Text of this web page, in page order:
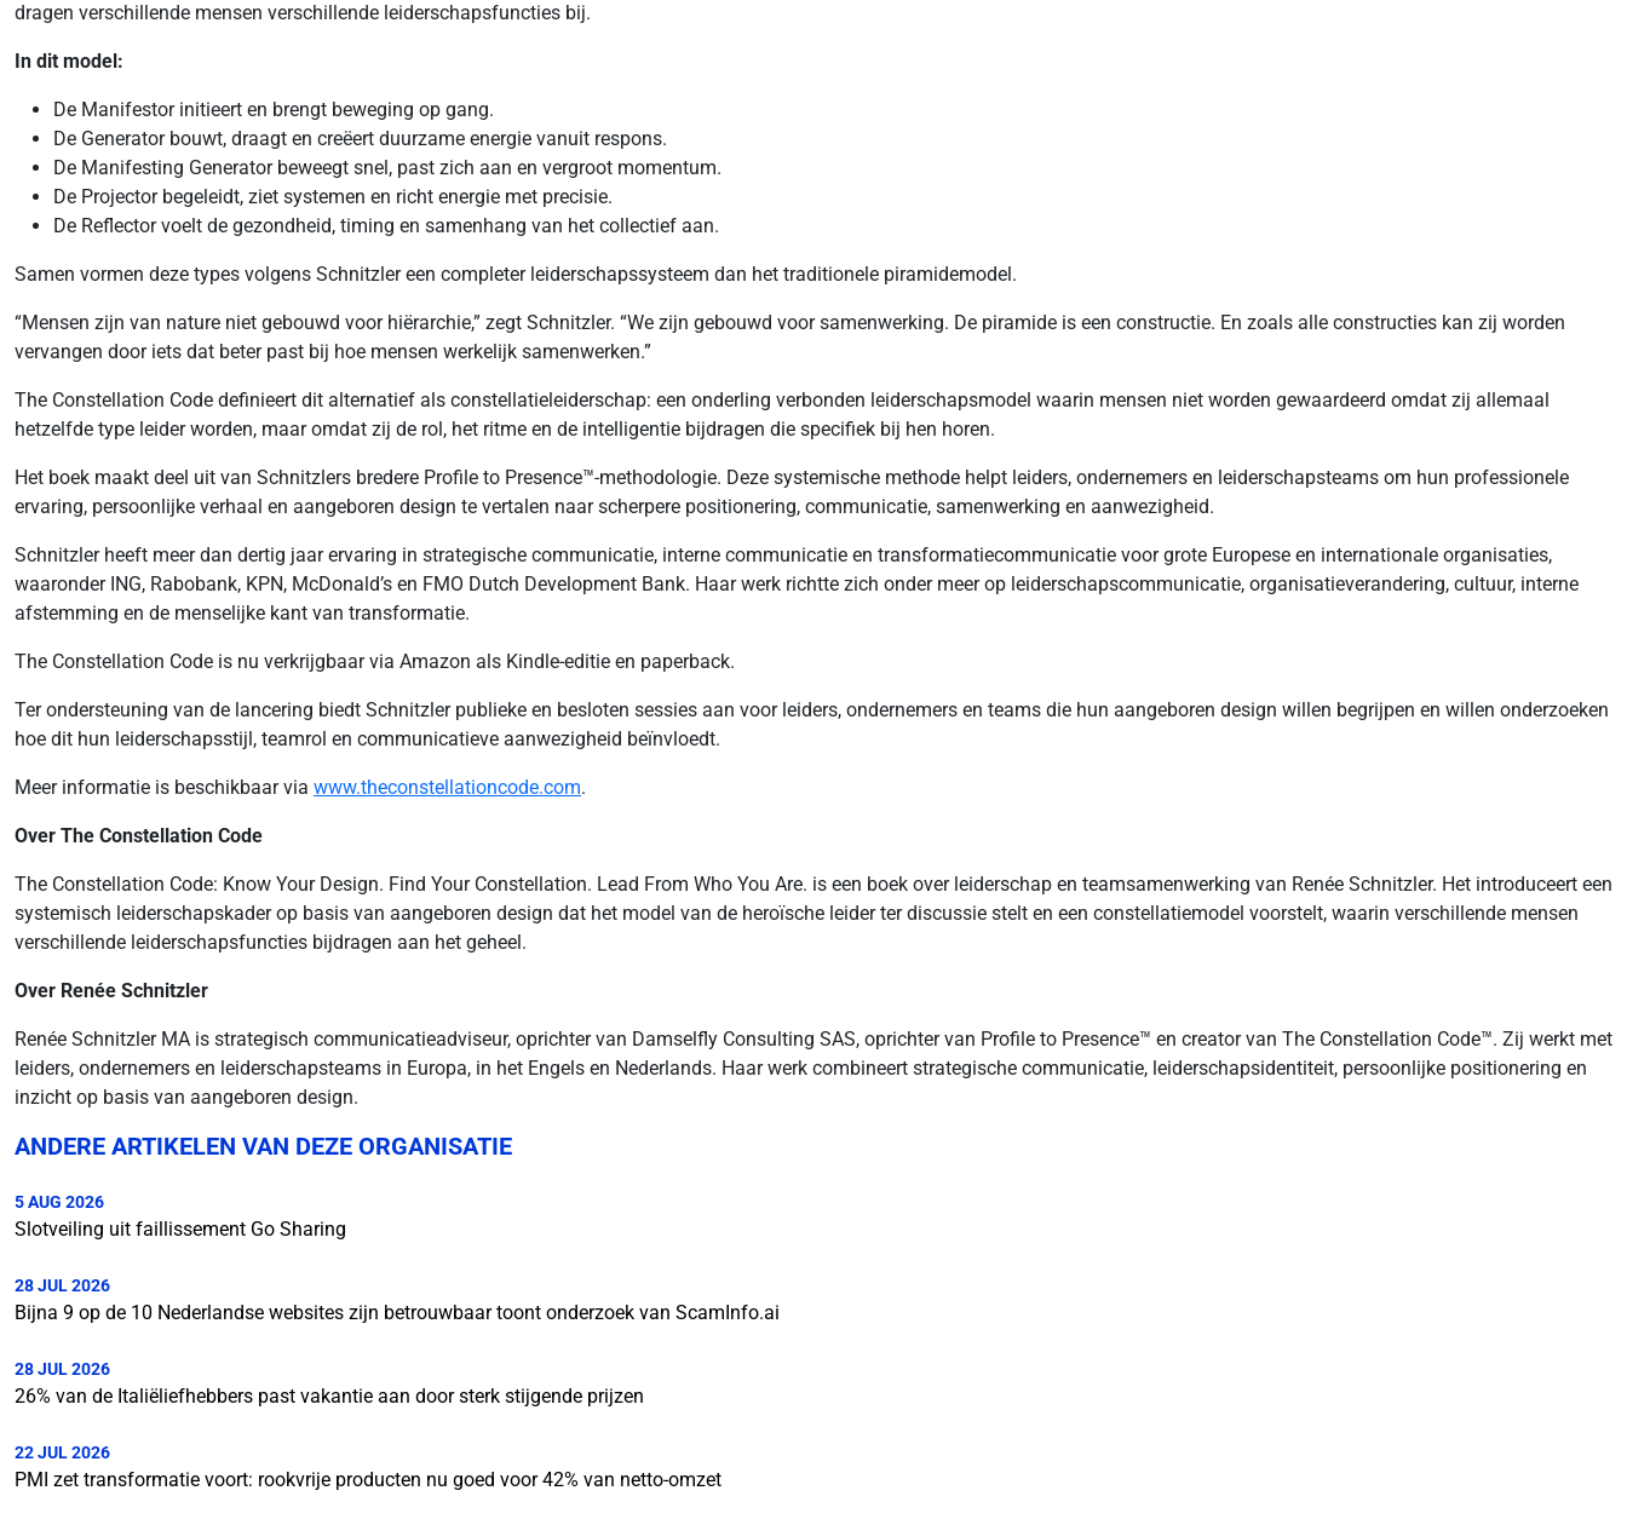
dragen verschillende mensen verschillende leiderschapsfuncties bij.
In dit model:
De Manifestor initieert en brengt beweging op gang.
De Generator bouwt, draagt en creëert duurzame energie vanuit respons.
De Manifesting Generator beweegt snel, past zich aan en vergroot momentum.
De Projector begeleidt, ziet systemen en richt energie met precisie.
De Reflector voelt de gezondheid, timing en samenhang van het collectief aan.
Samen vormen deze types volgens Schnitzler een completer leiderschapssysteem dan het traditionele piramidemodel.
“Mensen zijn van nature niet gebouwd voor hiërarchie,” zegt Schnitzler. “We zijn gebouwd voor samenwerking. De piramide is een constructie. En zoals alle constructies kan zij worden
vervangen door iets dat beter past bij hoe mensen werkelijk samenwerken.”
The Constellation Code definieert dit alternatief als constellatieleiderschap: een onderling verbonden leiderschapsmodel waarin mensen niet worden gewaardeerd omdat zij allemaal
hetzelfde type leider worden, maar omdat zij de rol, het ritme en de intelligentie bijdragen die specifiek bij hen horen.
Het boek maakt deel uit van Schnitzlers bredere Profile to Presence™-methodologie. Deze systemische methode helpt leiders, ondernemers en leiderschapsteams om hun professionele
ervaring, persoonlijke verhaal en aangeboren design te vertalen naar scherpere positionering, communicatie, samenwerking en aanwezigheid.
Schnitzler heeft meer dan dertig jaar ervaring in strategische communicatie, interne communicatie en transformatiecommunicatie voor grote Europese en internationale organisaties,
waaronder ING, Rabobank, KPN, McDonald’s en FMO Dutch Development Bank. Haar werk richtte zich onder meer op leiderschapscommunicatie, organisatieverandering, cultuur, interne
afstemming en de menselijke kant van transformatie.
The Constellation Code is nu verkrijgbaar via Amazon als Kindle-editie en paperback.
Ter ondersteuning van de lancering biedt Schnitzler publieke en besloten sessies aan voor leiders, ondernemers en teams die hun aangeboren design willen begrijpen en willen onderzoeken
hoe dit hun leiderschapsstijl, teamrol en communicatieve aanwezigheid beïnvloedt.
Meer informatie is beschikbaar via www.theconstellationcode.com.
Over The Constellation Code
The Constellation Code: Know Your Design. Find Your Constellation. Lead From Who You Are. is een boek over leiderschap en teamsamenwerking van Renée Schnitzler. Het introduceert een
systemisch leiderschapskader op basis van aangeboren design dat het model van de heroïsche leider ter discussie stelt en een constellatiemodel voorstelt, waarin verschillende mensen
verschillende leiderschapsfuncties bijdragen aan het geheel.
Over Renée Schnitzler
Renée Schnitzler MA is strategisch communicatieadviseur, oprichter van Damselfly Consulting SAS, oprichter van Profile to Presence™ en creator van The Constellation Code™. Zij werkt met
leiders, ondernemers en leiderschapsteams in Europa, in het Engels en Nederlands. Haar werk combineert strategische communicatie, leiderschapsidentiteit, persoonlijke positionering en
inzicht op basis van aangeboren design.
ANDERE ARTIKELEN VAN DEZE ORGANISATIE
5 AUG 2026
Slotveiling uit faillissement Go Sharing
28 JUL 2026
Bijna 9 op de 10 Nederlandse websites zijn betrouwbaar toont onderzoek van ScamInfo.ai
28 JUL 2026
26% van de Italiëliefhebbers past vakantie aan door sterk stijgende prijzen
22 JUL 2026
PMI zet transformatie voort: rookvrije producten nu goed voor 42% van netto-omzet